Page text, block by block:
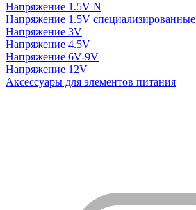
Напряжение 1.5V N
Напряжение 1.5V специализированные
Напряжение 3V
Напряжение 4.5V
Напряжение 6V-9V
Напряжение 12V
Аксессуары для элементов питания